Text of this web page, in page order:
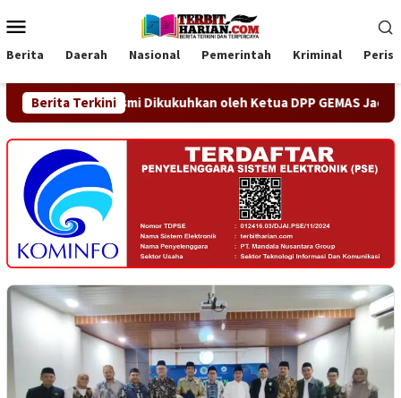
ke
kontenMobile
Berita Daerah Nasional Pemerintah Kriminal
Berita Terkini
Jaya Resmi Dikukuhkan oleh Ketua DPP GEMAS Jaenudin Alen